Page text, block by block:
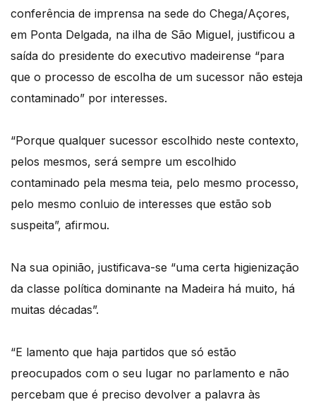
conferência de imprensa na sede do Chega/Açores,
em Ponta Delgada, na ilha de São Miguel, justificou a
saída do presidente do executivo madeirense “para
que o processo de escolha de um sucessor não esteja
contaminado” por interesses.
“Porque qualquer sucessor escolhido neste contexto,
pelos mesmos, será sempre um escolhido
contaminado pela mesma teia, pelo mesmo processo,
pelo mesmo conluio de interesses que estão sob
suspeita”, afirmou.
Na sua opinião, justificava-se “uma certa higienização
da classe política dominante na Madeira há muito, há
muitas décadas”.
“E lamento que haja partidos que só estão
preocupados com o seu lugar no parlamento e não
percebam que é preciso devolver a palavra às